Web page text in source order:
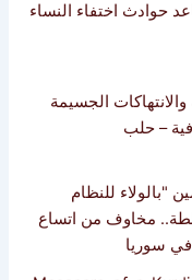
النساء
الجسيمة
للنظام
من اتساع